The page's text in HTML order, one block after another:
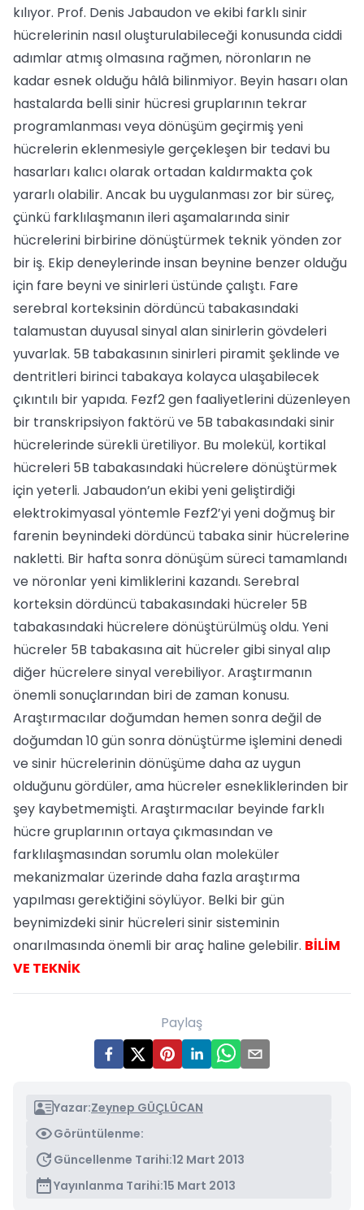
kılıyor. Prof. Denis Jabaudon ve ekibi farklı sinir
hücrelerinin nasıl oluşturulabileceği konusunda ciddi
adımlar atmış olmasına rağmen, nöronların ne
kadar esnek olduğu hâlâ bilinmiyor. Beyin hasarı olan
hastalarda belli sinir hücresi gruplarının tekrar
programlanması veya dönüşüm geçirmiş yeni
hücrelerin eklenmesiyle gerçekleşen bir tedavi bu
hasarları kalıcı olarak ortadan kaldırmakta çok
yararlı olabilir. Ancak bu uygulanması zor bir süreç,
çünkü farklılaşmanın ileri aşamalarında sinir
hücrelerini birbirine dönüştürmek teknik yönden zor
bir iş. Ekip deneylerinde insan beynine benzer olduğu
için fare beyni ve sinirleri üstünde çalıştı. Fare
serebral korteksinin dördüncü tabakasındaki
talamustan duyusal sinyal alan sinirlerin gövdeleri
yuvarlak. 5B tabakasının sinirleri piramit şeklinde ve
dentritleri birinci tabakaya kolayca ulaşabilecek
çıkıntılı bir yapıda. Fezf2 gen faaliyetlerini düzenleyen
bir transkripsiyon faktörü ve 5B tabakasındaki sinir
hücrelerinde sürekli üretiliyor. Bu molekül, kortikal
hücreleri 5B tabakasındaki hücrelere dönüştürmek
için yeterli. Jabaudon’un ekibi yeni geliştirdiği
elektrokimyasal yöntemle Fezf2’yi yeni doğmuş bir
farenin beynindeki dördüncü tabaka sinir hücrelerine
nakletti. Bir hafta sonra dönüşüm süreci tamamlandı
ve nöronlar yeni kimliklerini kazandı. Serebral
korteksin dördüncü tabakasındaki hücreler 5B
tabakasındaki hücrelere dönüştürülmüş oldu. Yeni
hücreler 5B tabakasına ait hücreler gibi sinyal alıp
diğer hücrelere sinyal verebiliyor. Araştırmanın
önemli sonuçlarından biri de zaman konusu.
Araştırmacılar doğumdan hemen sonra değil de
doğumdan 10 gün sonra dönüştürme işlemini denedi
ve sinir hücrelerinin dönüşüme daha az uygun
olduğunu gördüler, ama hücreler esnekliklerinden bir
şey kaybetmemişti. Araştırmacılar beyinde farklı
hücre gruplarının ortaya çıkmasından ve
farklılaşmasından sorumlu olan moleküler
mekanizmalar üzerinde daha fazla araştırma
yapılması gerektiğini söylüyor. Belki bir gün
beynimizdeki sinir hücreleri sinir sisteminin
onarılmasında önemli bir araç haline gelebilir. BİLİM
VE TEKNİK
Paylaş
Yazar:Zeynep GÜÇLÜCAN
Görüntülenme:
Güncellenme Tarihi:12 Mart 2013
Yayınlanma Tarihi:15 Mart 2013